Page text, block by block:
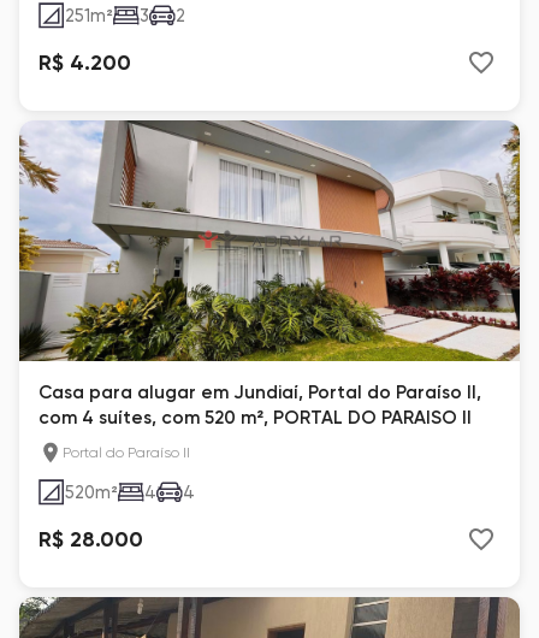
251m² 3 2
R$ 4.200
Casa para alugar em Jundiaí, Portal do Paraíso II,
com 4 suítes, com 520 m², PORTAL DO PARAISO II
Portal do Paraíso II
520m² 4 4
R$ 28.000